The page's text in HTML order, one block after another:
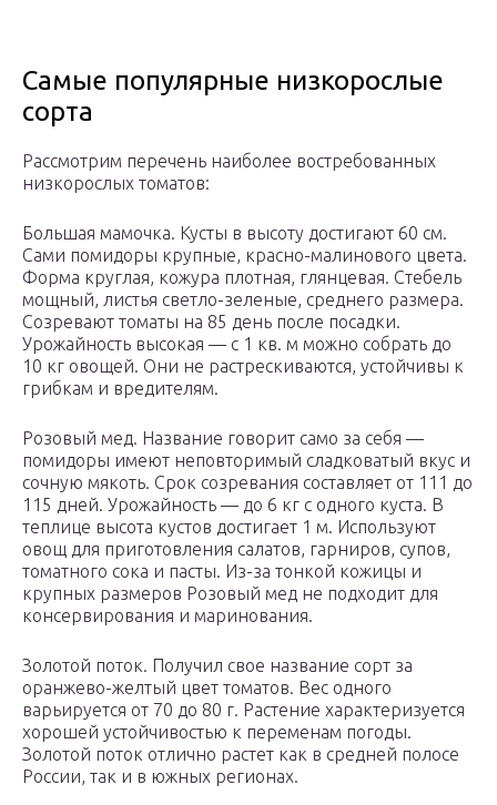
Самые популярные низкорослые
сорта
Рассмотрим перечень наиболее востребованных
низкорослых томатов:
Большая мамочка. Кусты в высоту достигают 60 см.
Сами помидоры крупные, красно-малинового цвета.
Форма круглая, кожура плотная, глянцевая. Стебель
мощный, листья светло-зеленые, среднего размера.
Созревают томаты на 85 день после посадки.
Урожайность высокая — с 1 кв. м можно собрать до
10 кг овощей. Они не растрескиваются, устойчивы к
грибкам и вредителям.
Розовый мед. Название говорит само за себя —
помидоры имеют неповторимый сладковатый вкус и
сочную мякоть. Срок созревания составляет от 111 до
115 дней. Урожайность — до 6 кг с одного куста. В
теплице высота кустов достигает 1 м. Используют
овощ для приготовления салатов, гарниров, супов,
томатного сока и пасты. Из-за тонкой кожицы и
крупных размеров Розовый мед не подходит для
консервирования и маринования.
Золотой поток. Получил свое название сорт за
оранжево-желтый цвет томатов. Вес одного
варьируется от 70 до 80 г. Растение характеризуется
хорошей устойчивостью к переменам погоды.
Золотой поток отлично растет как в средней полосе
России, так и в южных регионах.